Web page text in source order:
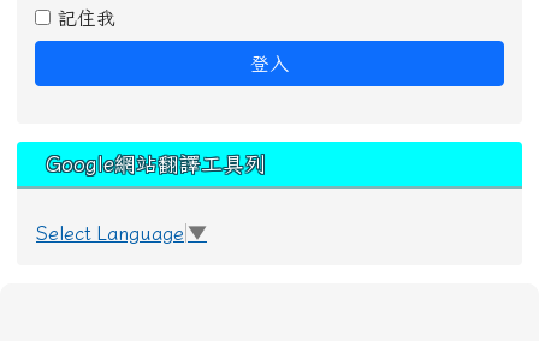
記住我
登入
Google網站翻譯工具列
Select Language ▼